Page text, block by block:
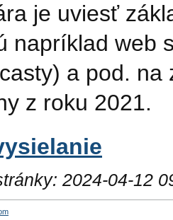
je uviesť
napríklad web
a pod.
z roku 2021.
2024-04-12